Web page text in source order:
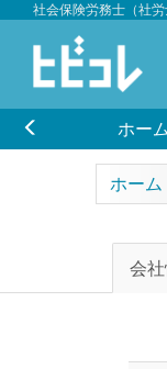
社会保険労務士（社
ホー
ホーム
会